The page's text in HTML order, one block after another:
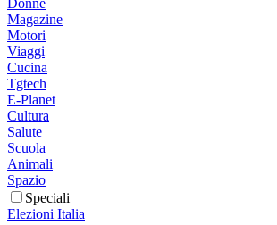
Donne
Magazine
Motori
Viaggi
Cucina
Tgtech
E-Planet
Cultura
Salute
Scuola
Animali
Spazio
Speciali
Elezioni Italia